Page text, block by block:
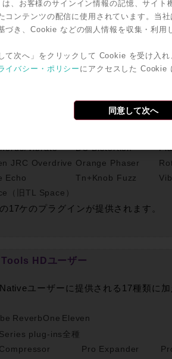
Pro Tools 12の権利をお持ちの方は同
様には9/10（木）以降にAvidより下記
Pro Tools ユーザー
Vibrato
DC Distortion
JRC Overdrive Orange Phaser
Echo
Tn+Knob Fuzz
（旧TL Space）
17ケのプラグインが提供されます。
HDユーザー
Nativeユーザーに提供される17種類に加
ReverbOne Eleven
plug-ins全種
Pro Expander
、お客様のサインイン情報の記憶、サイト
コンテンツの配信に使用されています。当
づき、Cookie などの個人情報を収集・利用
て次へ」をクリックして Cookie を受け入
イバシー・ポリシーにアクセスした Cookie
同意して次へ